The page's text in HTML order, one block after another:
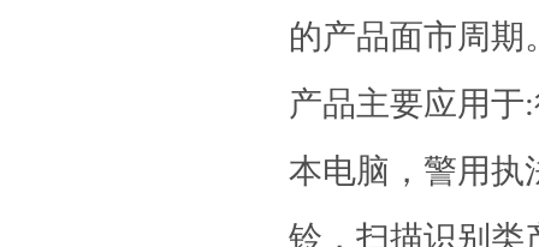
的产品面市周期
产品主要应用于
本电脑，警用执
铃，扫描识别类